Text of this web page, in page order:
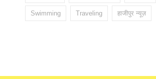
Swimming Traveling हाजीपुर न्यूज़